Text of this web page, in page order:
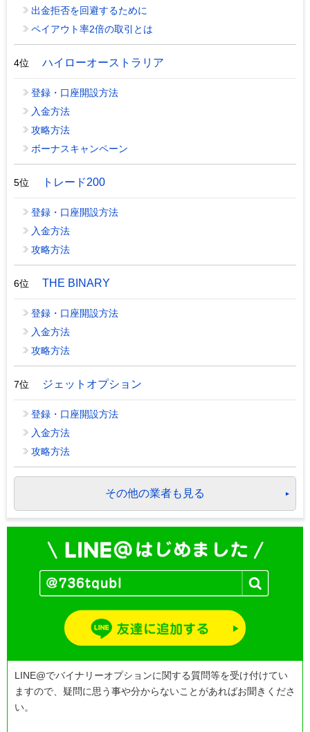
出金拒否を回避するために
ペイアウト率2倍の取引とは
4位 ハイローオーストラリア
登録・口座開設方法
入金方法
攻略方法
ボーナスキャンペーン
5位 トレード200
登録・口座開設方法
入金方法
攻略方法
6位 THE BINARY
登録・口座開設方法
入金方法
攻略方法
7位 ジェットオプション
登録・口座開設方法
入金方法
攻略方法
その他の業者も見る
LINE@でバイナリーオプションに関する質問等を受け付けてい
ますので、疑問に思う事や分からないことがあればお聞きくださ
い。